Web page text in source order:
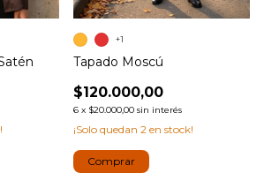
Tapado Moscú
$120.000,00
6 x $20.000,00 sin interés
¡Solo quedan 2 en stock!
+1
Comprar